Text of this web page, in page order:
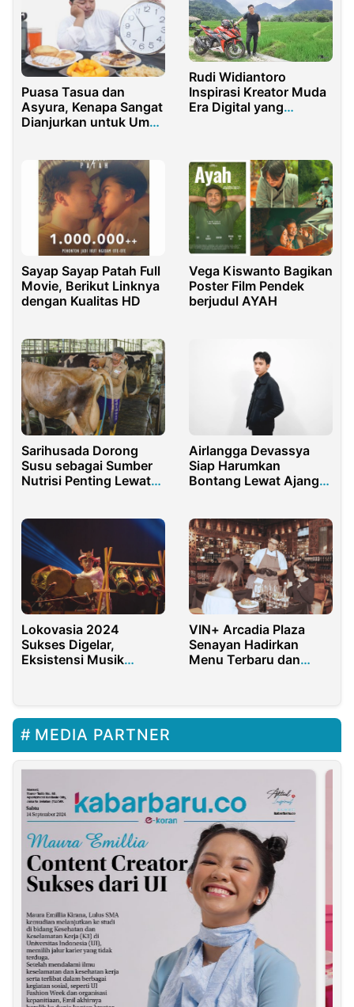
Puasa Tasua dan
Asyura, Kenapa Sangat
Dianjurkan untuk Umat
Rudi Widiantoro
Inspirasi Kreator Muda
Era Digital yang
Sayap Sayap Patah Full
Movie, Berikut Linknya
dengan Kualitas HD
Vega Kiswanto Bagikan
Poster Film Pendek
berjudul AYAH
Sarihusada Dorong
Susu sebagai Sumber
Nutrisi Penting Lewat
Airlangga Devassya
Siap Harumkan
Bontang Lewat Ajang
Lokovasia 2024
Sukses Digelar,
Eksistensi Musik
VIN+ Arcadia Plaza
Senayan Hadirkan
Menu Terbaru dan
MEDIA PARTNER